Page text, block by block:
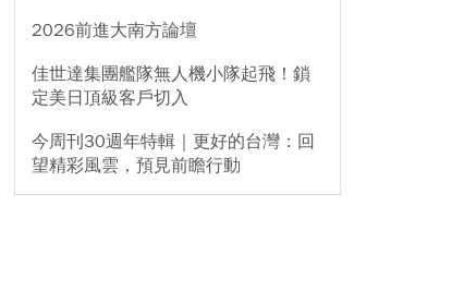
2026前進大南方論壇
佳世達集團艦隊無人機小隊起飛！鎖
定美日頂級客戶切入
今周刊30週年特輯｜更好的台灣：回
望精彩風雲，預見前瞻行動